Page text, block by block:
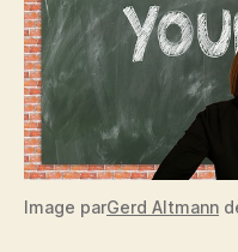
Image parGerd Altmann